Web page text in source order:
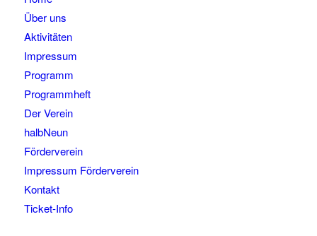
Über uns
Aktivitäten
Impressum
Programm
Programmheft
Der Verein
halbNeun
Förderverein
Impressum Förderverein
Kontakt
Ticket-Info